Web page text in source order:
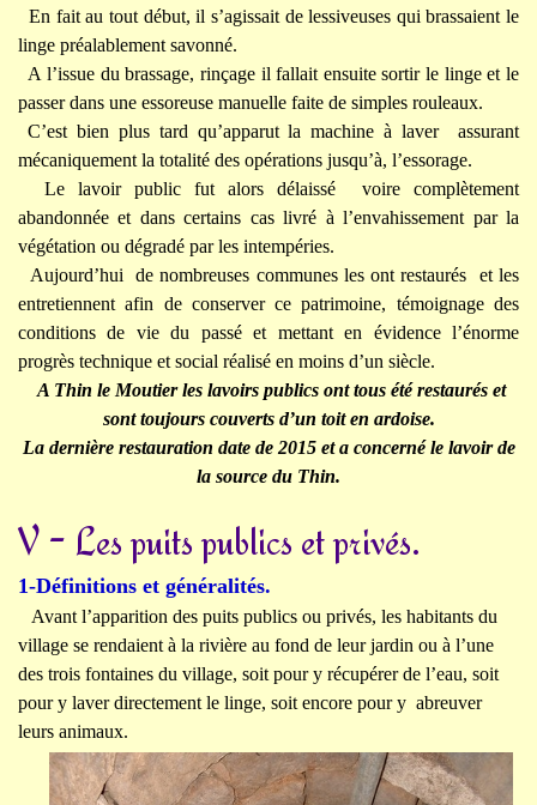
En fait au tout début, il s’agissait de lessiveuses qui brassaient le
linge préalablement savonné.
A l’issue du brassage, rinçage il fallait ensuite sortir le linge et le
passer dans une essoreuse manuelle faite de simples rouleaux.
C’est bien plus tard qu’apparut la machine à laver assurant
mécaniquement la totalité des opérations jusqu’à, l’essorage.
Le lavoir public fut alors délaissé voire complètement
abandonnée et dans certains cas livré à l’envahissement par la
végétation ou dégradé par les intempéries.
Aujourd’hui de nombreuses communes les ont restaurés et les
entretiennent afin de conserver ce patrimoine, témoignage des
conditions de vie du passé et mettant en évidence l’énorme
progrès technique et social réalisé en moins d’un siècle.
A Thin le Moutier les lavoirs publics ont tous été restaurés et
sont toujours couverts d’un toit en ardoise.
La dernière restauration date de 2015 et a concerné le lavoir de
la source du Thin.
V - Les puits publics et privés.
1-Définitions et généralités.
Avant l’apparition des puits publics ou privés, les habitants du
village se rendaient à la rivière au fond de leur jardin ou à l’une
des trois fontaines du village, soit pour y récupérer de l’eau, soit
pour y laver directement le linge, soit encore pour y abreuver
leurs animaux.